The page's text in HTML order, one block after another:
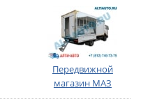
Передвижной
магазин МАЗ